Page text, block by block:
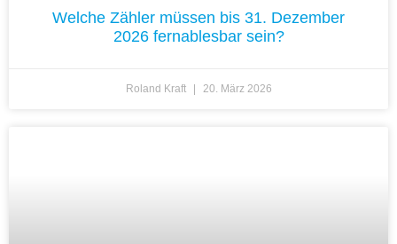
Welche Zähler müssen bis 31. Dezember
2026 fernablesbar sein?
Roland Kraft 20. März 2026